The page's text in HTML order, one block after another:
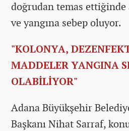
doğrudan temas
ve yangına sebep oluyor.
"KOLONYA,
MADDELER YANGINA
OLABİLİYOR"
Adana Büyükşehir
Başkanı Nihat Sarraf,